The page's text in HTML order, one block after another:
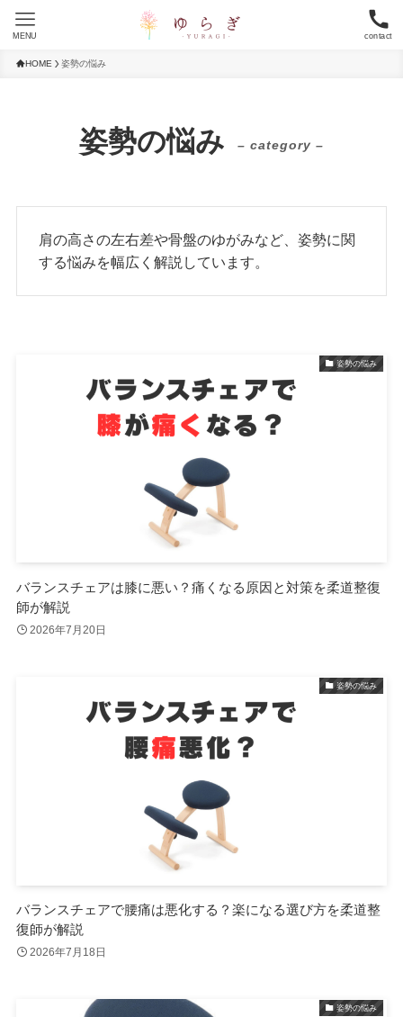
contact
MENU
HOME 姿勢の悩み
姿勢の悩み – category –
肩の高さの左右差や骨盤のゆがみなど、姿勢に関
する悩みを幅広く解説しています。
姿勢の悩み
バランスチェアは膝に悪い？痛くなる原因と対策を柔道整復
師が解説
2026年7月20日
姿勢の悩み
バランスチェアで腰痛は悪化する？楽になる選び方を柔道整
復師が解説
2026年7月18日
姿勢の悩み